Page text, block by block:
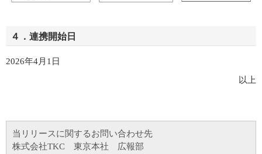
４．連携開始日
2026年4月1日
以上
当リリースに関するお問い合わせ先
株式会社TKC 東京本社 広報部